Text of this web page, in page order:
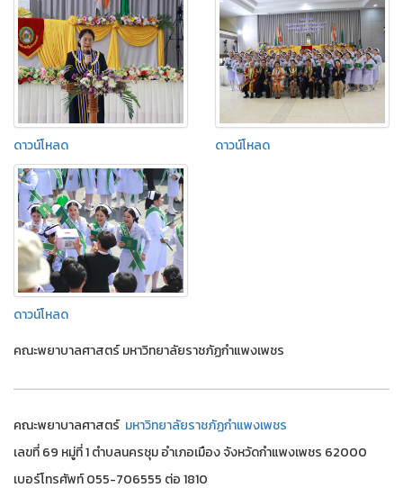
ดาวน์โหลด ดาวน์โหลด
ดาวน์โหลด
คณะพยาบาลศาสตร์ มหาวิทยาลัยราชภัฏกำแพงเพชร
คณะพยาบาลศาสตร์ มหาวิทยาลัยราชภัฏกำแพงเพชร
เลขที่ 69 หมู่ที่ 1 ตำบลนครชุม อำเภอเมือง จังหวัดกำแพงเพชร 62000
เบอร์โทรศัพท์ 055-706555 ต่อ 1810